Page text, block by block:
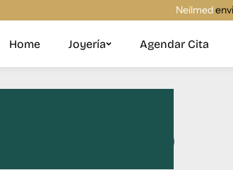
Home Joyería Agendar Cita
Marcas